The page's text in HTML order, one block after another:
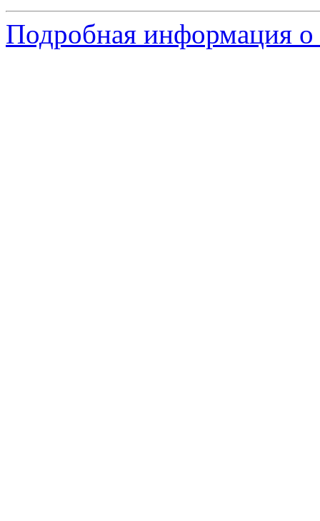
Подробная информация